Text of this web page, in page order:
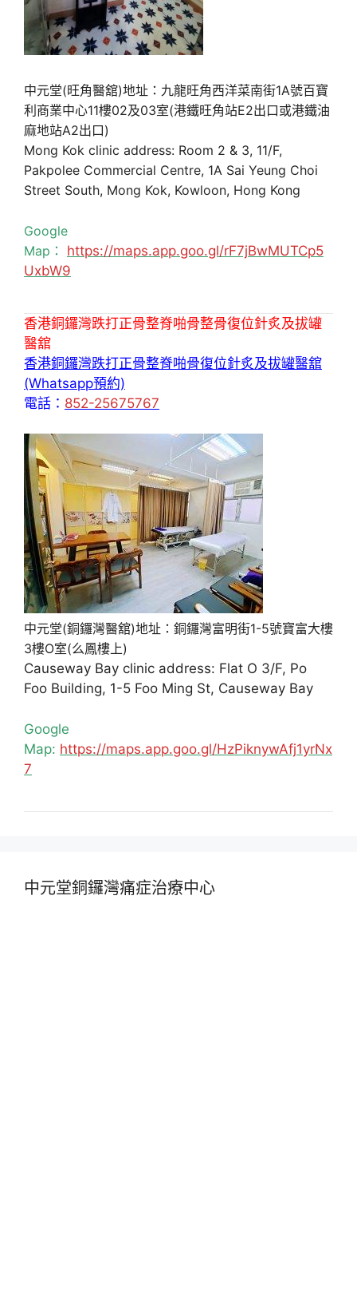
中元堂(旺角醫舘)地址：九龍旺角西洋菜南街1A號百寶
利商業中心11樓02及03室(港鐵旺角站E2出口或港鐵油
麻地站A2出口)
Mong Kok clinic address: Room 2 & 3, 11/F,
Pakpolee Commercial Centre, 1A Sai Yeung Choi
Street South, Mong Kok, Kowloon, Hong Kong
Google
Map： https://maps.app.goo.gl/rF7jBwMUTCp5
UxbW9
香港銅鑼灣跌打正骨整脊啪骨整骨復位針炙及拔罐
醫舘
香港銅鑼灣跌打正骨整脊啪骨復位針炙及拔罐醫舘
(Whatsapp預約)
電話： 852-25675767
中元堂(銅鑼灣醫舘)地址：銅鑼灣富明街1-5號寶富大樓
3樓O室(么鳳樓上)
Causeway Bay clinic address: Flat O 3/F, Po
Foo Building, 1-5 Foo Ming St, Causeway Bay
Google
Map: https://maps.app.goo.gl/HzPiknywAfj1yrNx
7
中元堂銅鑼灣痛症治療中心